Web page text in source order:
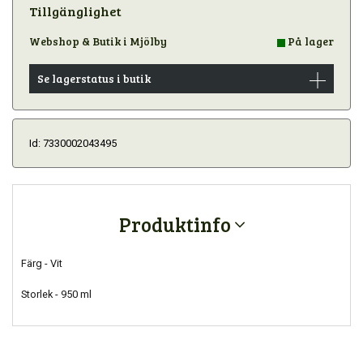
Tillgänglighet
Webshop & Butik i Mjölby På lager
Se lagerstatus i butik
Id: 7330002043495
Produktinfo
Färg - Vit
Storlek - 950 ml